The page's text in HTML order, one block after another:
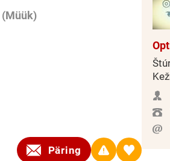
(Müük)
Päring